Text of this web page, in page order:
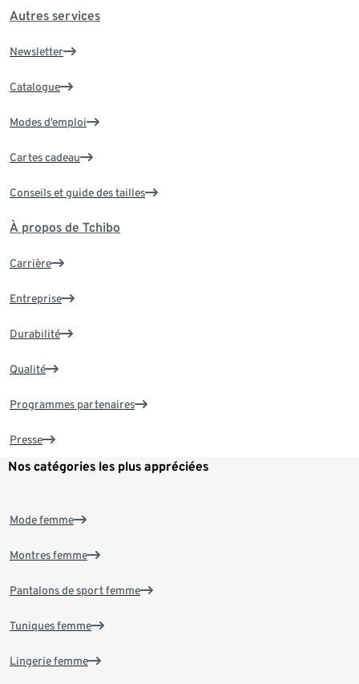
Autres services
Newsletter
Catalogue
Modes d’emploi
Cartes cadeau
Conseils et guide des tailles
À propos de Tchibo
Carrière
Entreprise
Durabilité
Qualité
Programmes partenaires
Presse
Nos catégories les plus appréciées
Mode femme
Montres femme
Pantalons de sport femme
Tuniques femme
Lingerie femme